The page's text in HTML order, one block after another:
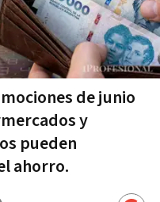
de junio
y
pueden
ahorro.